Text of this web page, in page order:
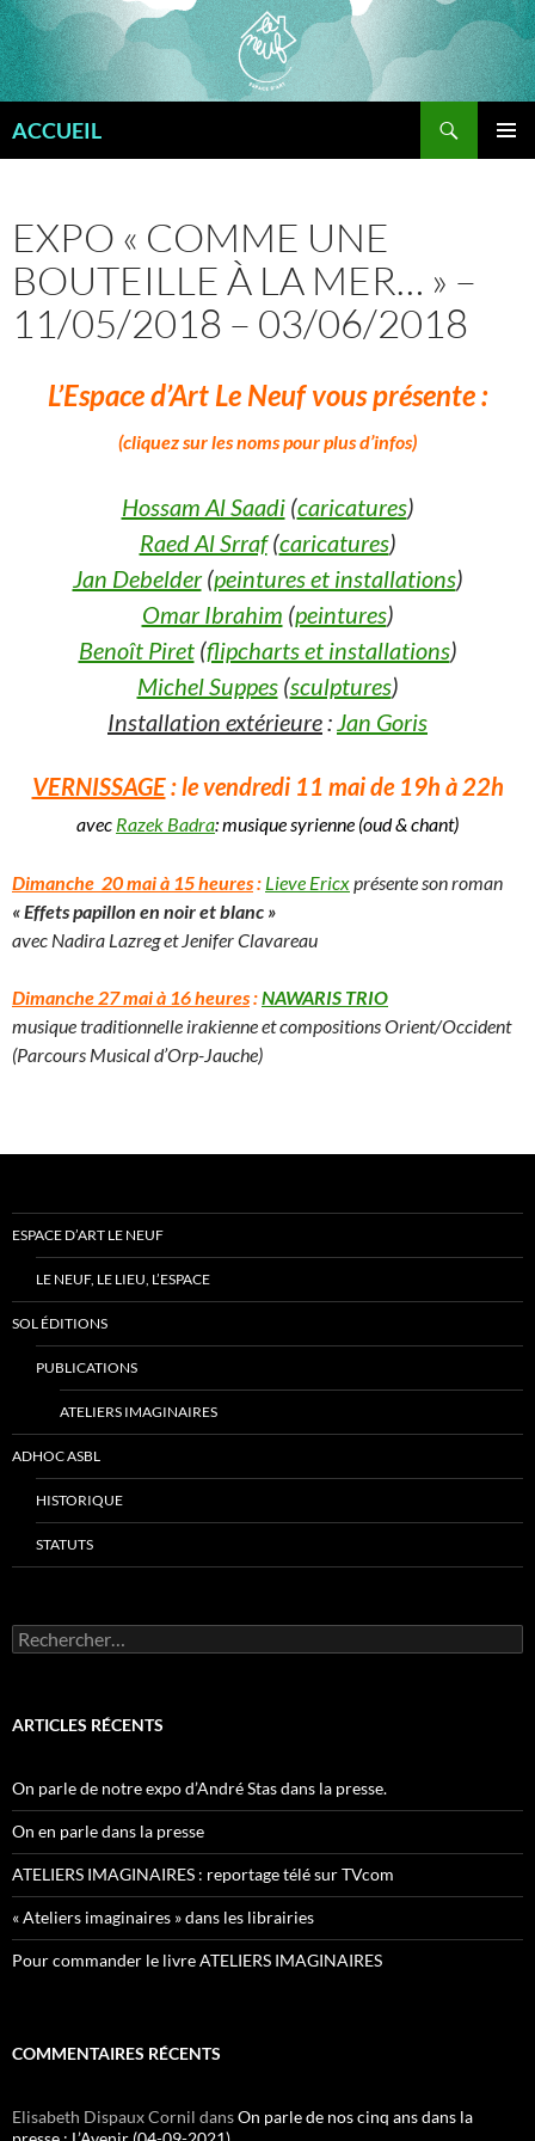
Aller
au
contenu
ACCUEIL
EXPO « COMME UNE
BOUTEILLE À LA MER… » –
11/05/2018 – 03/06/2018
L’Espace d’Art Le Neuf vous présente :
(cliquez sur les noms pour plus d’infos)
Hossam Al Saadi(caricatures)
Raed Al Srraf(caricatures)
Jan Debelder(peintures et installations)
Omar Ibrahim (peintures)
Benoît Piret(flipcharts et installations)
Michel Suppes(sculptures)
Installation extérieure:Jan Goris
VERNISSAGE: le vendredi 11 mai de 19h à 22h
avec Razek Badra: musique syrienne (oud & chant)
Dimanche 20 mai à 15 heures: Lieve Ericxprésente son roman
« Effets papillon en noir et blanc »
avec Nadira Lazreg et Jenifer Clavareau
Dimanche 27 mai à 16 heures:NAWARIS TRIO
musique traditionnelle irakienne et compositions Orient/Occident
(Parcours Musical d’Orp-Jauche)
ESPACE D’ART LE NEUF
LE NEUF, LE LIEU, L’ESPACE
SOL ÉDITIONS
PUBLICATIONS
ATELIERS IMAGINAIRES
ADHOC ASBL
HISTORIQUE
STATUTS
Rechercher :
ARTICLES RÉCENTS
On parle de notre expo d’André Stas dans la presse.
On en parle dans la presse
ATELIERS IMAGINAIRES : reportage télé sur TVcom
« Ateliers imaginaires » dans les librairies
Pour commander le livre ATELIERS IMAGINAIRES
COMMENTAIRES RÉCENTS
Elisabeth Dispaux Cornil dansOn parle de nos cinq ans dans la